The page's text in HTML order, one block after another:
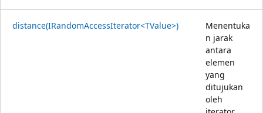
distance(IRandomAccessIterator<TValue>)
Menentuka
n jarak
antara
elemen
yang
ditujukan
oleh